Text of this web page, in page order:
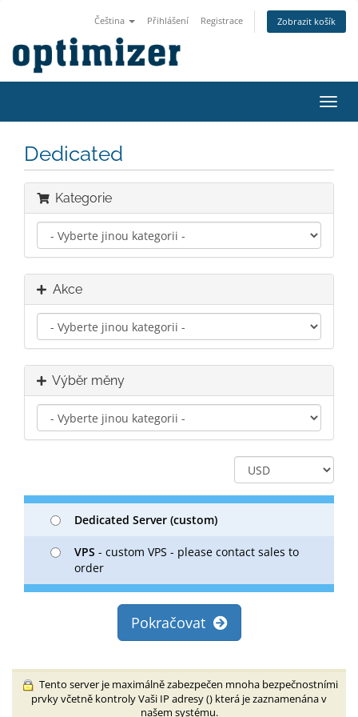
Čeština Přihlášení Registrace Zobrazit košík
Dedicated
Kategorie
Akce
Výběr měny
Dedicated Server (custom)
VPS - custom VPS - please contact sales to
order
Pokračovat
Tento server je maximálně zabezpečen mnoha bezpečnostními
prvky včetně kontroly Vaši IP adresy () která je zaznamenána v
našem systému.